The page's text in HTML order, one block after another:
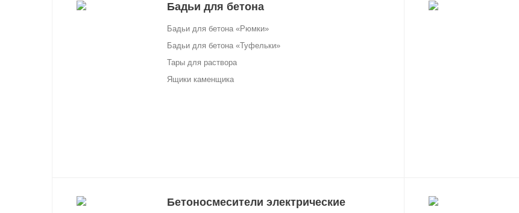
Бадьи для бетона
Бадьи для бетона «Рюмки»
Бадьи для бетона «Туфельки»
Тары для раствора
Ящики каменщика
Бетоносмесители электрические